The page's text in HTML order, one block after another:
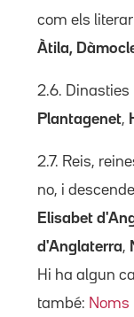
com els
Àtila,
2.6. Dinasties
Plantagenet,
2.7. Reis,
no, i
Elisabet
d'Anglaterra,
Hi ha algun
també: Noms